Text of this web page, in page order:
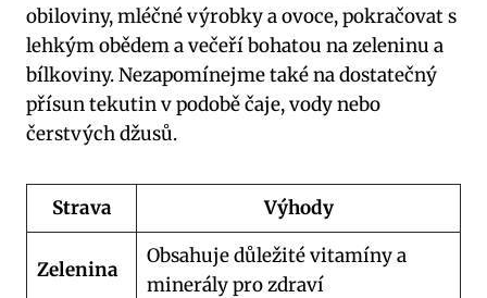
obiloviny, mléčné⁢ výrobky a ovoce, ‍pokračovat s
lehkým obědem a večeří bohatou na zeleninu a
‍bílkoviny. Nezapomínejme také na dostatečný
přísun tekutin v⁢ podobě ⁣čaje, ​vody nebo⁣
čerstvých džusů.
Strava Výhody
Zelenina
Obsahuje důležité ⁤vitamíny a
minerály⁤ pro zdraví